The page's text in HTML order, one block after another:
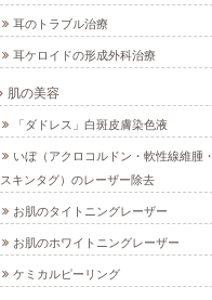
耳のトラブル治療
耳ケロイドの形成外科治療
肌の美容
「ダドレス」白斑皮膚染色液
いぼ（アクロコルドン・軟性線維腫・
スキンタグ）のレーザー除去
お肌のタイトニングレーザー
お肌のホワイトニングレーザー
ケミカルピーリング